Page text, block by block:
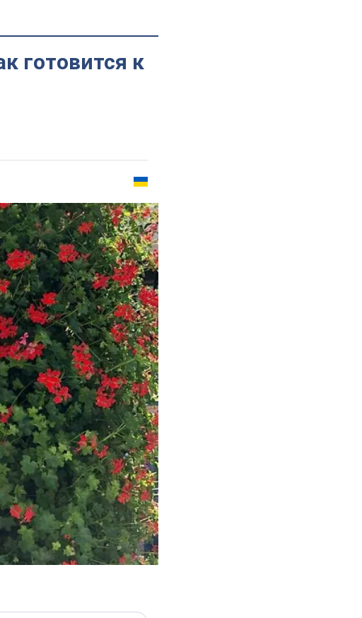
готовится к